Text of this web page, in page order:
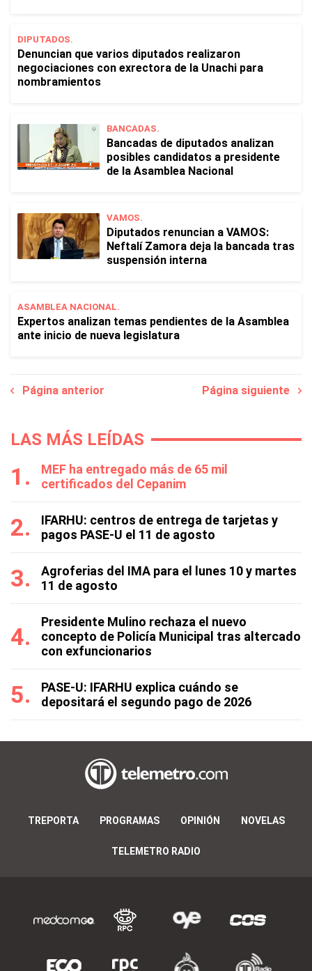
DIPUTADOS.
Denuncian que varios diputados realizaron
negociaciones con exrectora de la Unachi para
nombramientos
BANCADAS.
Bancadas de diputados analizan
posibles candidatos a presidente
de la Asamblea Nacional
VAMOS.
Diputados renuncian a VAMOS:
Neftalí Zamora deja la bancada tras
suspensión interna
ASAMBLEA NACIONAL.
Expertos analizan temas pendientes de la Asamblea
ante inicio de nueva legislatura
Página anterior Página siguiente
LAS MÁS LEÍDAS
MEF ha entregado más de 65 mil
certificados del Cepanim
IFARHU: centros de entrega de tarjetas y
pagos PASE-U el 11 de agosto
Agroferias del IMA para el lunes 10 y martes
11 de agosto
Presidente Mulino rechaza el nuevo
concepto de Policía Municipal tras altercado
con exfuncionarios
PASE-U: IFARHU explica cuándo se
depositará el segundo pago de 2026
TREPORTA PROGRAMAS OPINIÓN NOVELAS
TELEMETRO RADIO